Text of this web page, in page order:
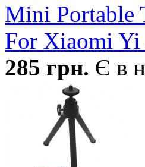
Mini Portable
For Xiaomi Yi
285 грн. Є в